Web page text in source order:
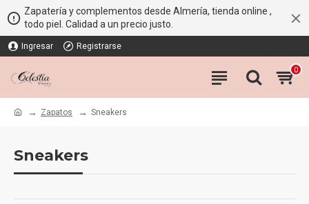
Zapatería y complementos desde Almería, tienda online ,
todo piel. Calidad a un precio justo.
Ingresar Registrarse
0
Zapatos Sneakers
Sneakers